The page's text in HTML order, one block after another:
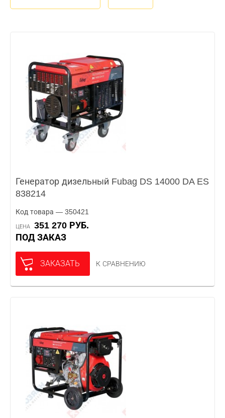
Генератор дизельный Fubag DS 14000 DA ES
838214
Код товара — 350421
ЦЕНА
351 270 РУБ.
ПОД ЗАКАЗ
ЗАКАЗАТЬ К СРАВНЕНИЮ